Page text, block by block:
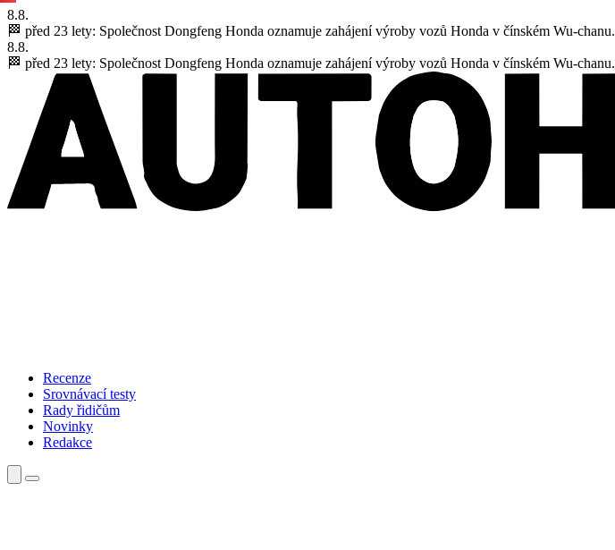
8.8.
🏁 před 23 lety: Společnost Dongfeng Honda oznamuje zahájení výroby vozů Honda v čínském Wu-chanu.
8.8.
🏁 před 23 lety: Společnost Dongfeng Honda oznamuje zahájení výroby vozů Honda v čínském Wu-chanu.
Recenze
Srovnávací testy
Rady řidičům
Novinky
Redakce